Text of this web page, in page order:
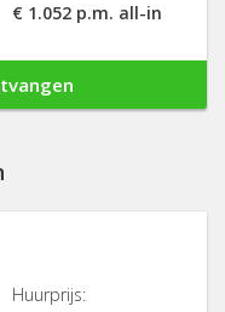
€ 1.052 p.m. all-in
Huurprijs: